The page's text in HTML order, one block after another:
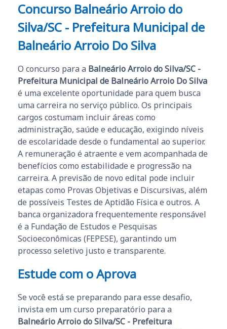
Concurso Balneário Arroio do
Silva/SC - Prefeitura Municipal de
Balneário Arroio Do Silva
O concurso para a Balneário Arroio do Silva/SC -
Prefeitura Municipal de Balneário Arroio Do Silva
é uma excelente oportunidade para quem busca
uma carreira no serviço público. Os principais
cargos costumam incluir áreas como
administração, saúde e educação, exigindo níveis
de escolaridade desde o fundamental ao superior.
A remuneração é atraente e vem acompanhada de
benefícios como estabilidade e progressão na
carreira. A previsão de novo edital pode incluir
etapas como Provas Objetivas e Discursivas, além
de possíveis Testes de Aptidão Física e outros. A
banca organizadora frequentemente responsável
é a Fundação de Estudos e Pesquisas
Socioeconômicas (FEPESE), garantindo um
processo seletivo justo e transparente.
Estude com o Aprova
Se você está se preparando para esse desafio,
invista em um curso preparatório para a
Balneário Arroio do Silva/SC - Prefeitura